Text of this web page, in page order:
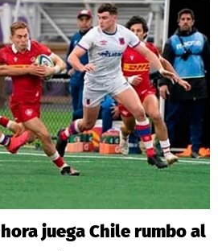
juega Chile rumbo al